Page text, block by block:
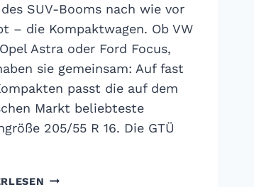
SUV-Booms nach wie vor
– die Kompaktwagen. Ob VW
Astra oder Ford Focus,
sie gemeinsam: Auf fast
passt die auf dem
Markt beliebteste
205/55 R 16. Die GTÜ
GTÜ